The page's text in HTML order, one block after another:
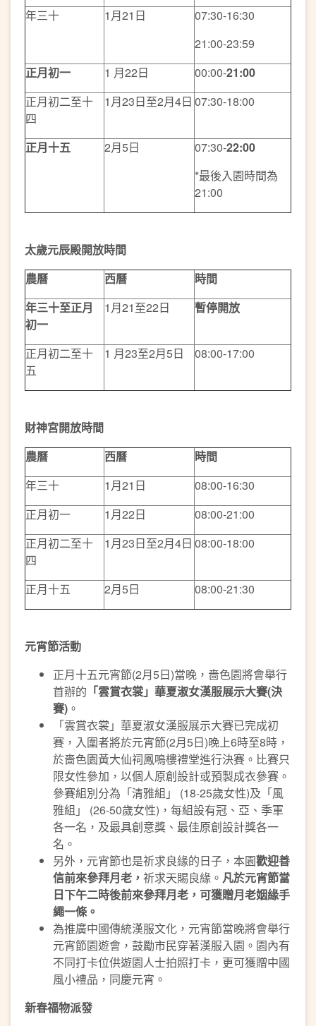
年三十 1月21日
07:30-16:30
21:00-23:59
正月初一
1 月22日 00:00-21:00
正月初二至十
四
1月23日至2月4日 07:30-18:00
正月十五 2月5日 07:30-22:00
*最後入園時間為
21:00
太歲元辰殿開放時間
農曆
西曆
時間
年三十至正月
初一
1月21至22日 暫停開放
正月初二至十
五
1 月23至2月5日 08:00-17:00
財神宮開放時間
農曆
西曆
時間
年三十
1月21日
08:00-16:30
正月初一
1月22日
08:00-21:00
正月初二至十
四
1月23日至2月4日 08:00-18:00
正月十五 2月5日 08:00-21:30
元宵節活動
正月十五元宵節(2月5日)當晚，嗇色園將會舉行
首辦的 「雲賞衣裳」華夏淑女漢服展示大賽(決
賽) 。
「雲賞衣裳」華夏淑女漢服展示大賽已完成初
賽，入圍者將於元宵節(2月5日)晚上6時至8時，
於嗇色園黃大仙祠鳳鳴樓禮堂進行決賽。比賽只
限女性參加，以個人原創設計或預製成衣參賽。
參賽組別分為「清雅組」 (18-25歲女性)及「風
雅組」 (26-50歲女性)，每組設有冠、亞、季軍
各一名，及最具創意獎、最佳原創設計獎各一
名。
另外，元宵節也是祈求良緣的日子，本園歡迎善
信前來參拜月老， 祈求天賜良緣。 凡於元宵節當
日下午二時後前來參拜月老，可獲贈月老姻緣手
繩一條。
為推廣中國傳統漢服文化，元宵節當晚將會舉行
元宵節園遊會，鼓勵市民穿著漢服入園。園內有
不同打卡位供遊園人士拍照打卡，更可獲贈中國
風小禮品，同慶元宵。
新春福物派發